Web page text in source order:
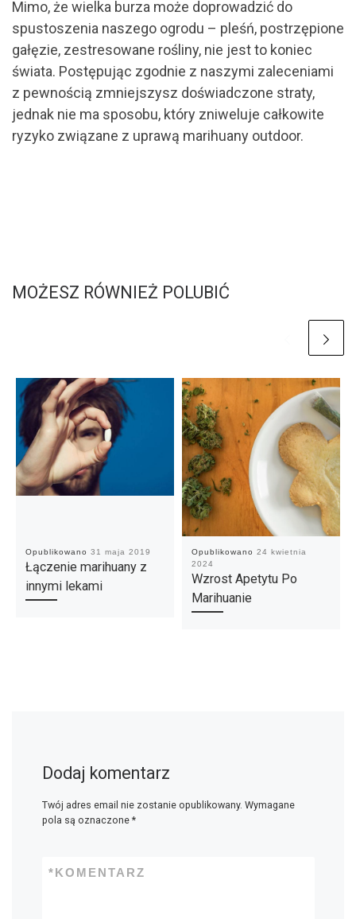
Mimo, że wielka burza może doprowadzić do
spustoszenia naszego ogrodu – pleśń, postrzępione
gałęzie, zestresowane rośliny, nie jest to koniec
świata. Postępując zgodnie z naszymi zaleceniami
z pewnością zmniejszysz doświadczone straty,
jednak nie ma sposobu, który zniweluje całkowite
ryzyko związane z uprawą marihuany outdoor.
MOŻESZ RÓWNIEŻ POLUBIĆ
Opublikowano 31 maja 2019
Łączenie marihuany z
innymi lekami
Opublikowano 24 kwietnia
2024
Wzrost Apetytu Po
Marihuanie
Dodaj komentarz
Twój adres email nie zostanie opublikowany. Wymagane
pola są oznaczone *
KOMENTARZ
*